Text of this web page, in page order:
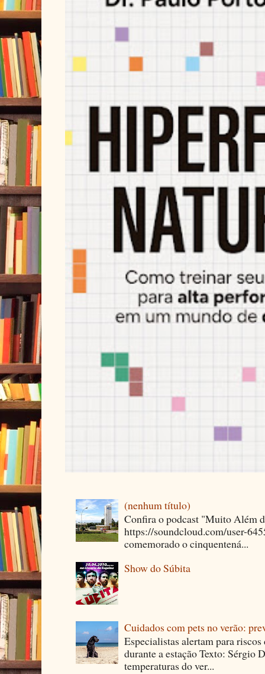
(nenhum título)
Confira o podcast "Muito Além
https://soundcloud.com/user-
comemorado o cinquentená...
Show do Súbita
Cuidados com pets no verão:
Especialistas alertam para
durante a estação Texto: Sérgio
temperaturas do ver...